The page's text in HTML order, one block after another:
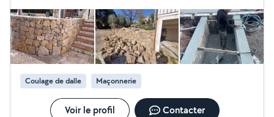
soit parfaite. Personne aussi très agréable et qui travaille
sérieusement et rapidement. Nous étions 4 avec lui et le
travail a été terminé en 4h pour 2.5m3 de béton.
Coulage de dalle Maçonnerie
Voir le profil Contacter